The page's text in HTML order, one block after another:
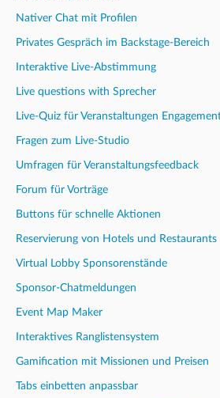
Nativer Chat mit Profilen
Privates Gespräch im Backstage-Bereich
Interaktive Live-Abstimmung
Live questions with Sprecher
Live-Quiz für Veranstaltungen
Fragen zum Live-Studio
Umfragen für Veranstaltungsfeedback
Forum für Vorträge
Buttons für schnelle Aktionen
Reservierung von Hotels und Restaurants
Virtual Lobby Sponsorenstände
Sponsor-Chatmeldungen
Event Map Maker
Interaktives Ranglistensystem
Gamification mit Missionen und Preisen
Tabs einbetten anpassbar